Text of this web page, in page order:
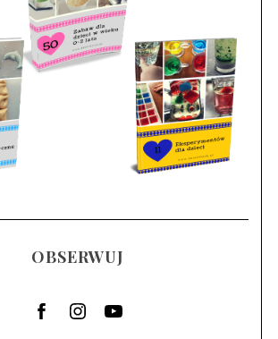
OBSERWUJ